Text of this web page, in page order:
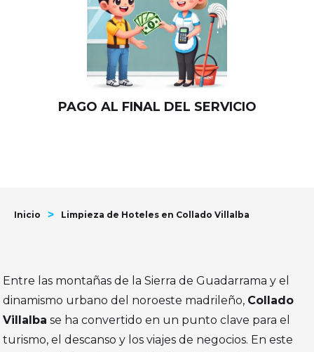
PAGO AL FINAL DEL SERVICIO
Inicio > Limpieza de Hoteles en Collado Villalba
Entre las montañas de la Sierra de Guadarrama y el
dinamismo urbano del noroeste madrileño, Collado
Villalba se ha convertido en un punto clave para el
turismo, el descanso y los viajes de negocios. En este